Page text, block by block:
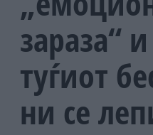
зараза“
туѓиот
ни се